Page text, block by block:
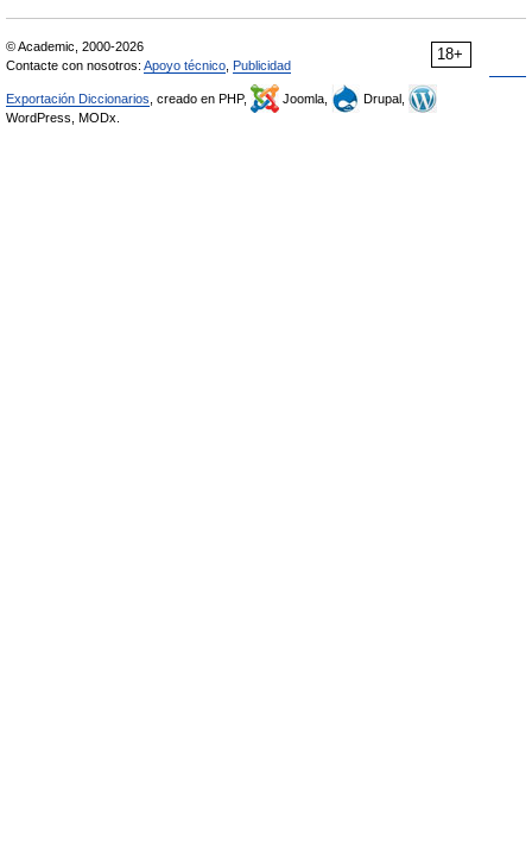
18+
© Academic, 2000-2026
Contacte con nosotros: Apoyo técnico Publicidad
Exportación Diccionarios , creado en PHP, Joomla,
Drupal,
WordPress, MODx.